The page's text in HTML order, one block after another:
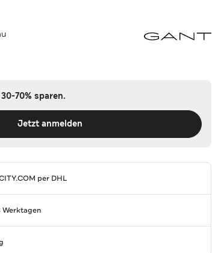
70% sparen.
Jetzt anmelden
per DHL
Werktagen